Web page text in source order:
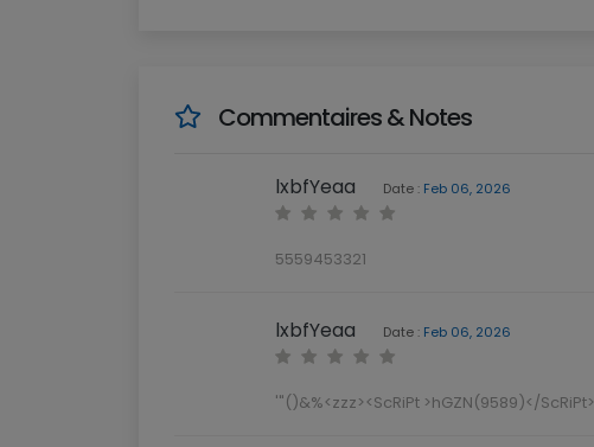
Commentaires & Notes
lxbfYeaa Date : Feb 06, 2026
5559453321
lxbfYeaa Date : Feb 06, 2026
'"()&%<zzz><ScRiPt >hGZN(9589)</ScRiPt>